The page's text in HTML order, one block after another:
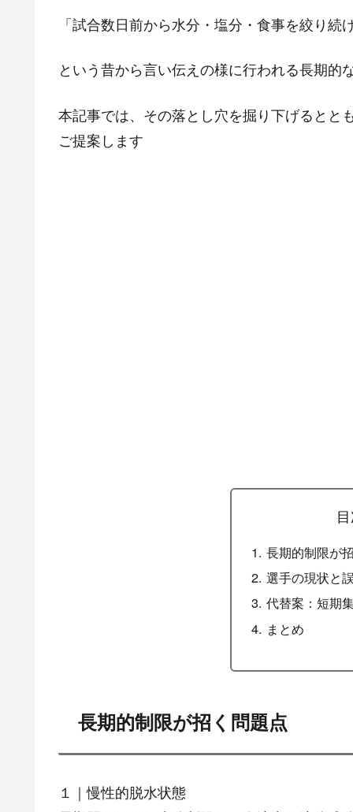
「試合数日前から水分・塩分・食事を絞り続
という昔から言い伝えの様に行われる長期
本記事では、その落とし穴を掘り下げるとと
ご提案します
長期的制限が
選手の現状と
代替案：短期
まとめ
長期的制限が招く問題点
１｜慢性的脱水状態